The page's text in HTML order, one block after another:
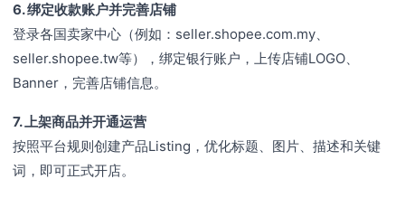
6. 绑定收款账户并完善店铺
登录各国卖家中心（例如：seller.shopee.com.my、
seller.shopee.tw等），绑定银行账户，上传店铺LOGO、
Banner，完善店铺信息。
7. 上架商品并开通运营
按照平台规则创建产品Listing，优化标题、图片、描述和关键
词，即可正式开店。